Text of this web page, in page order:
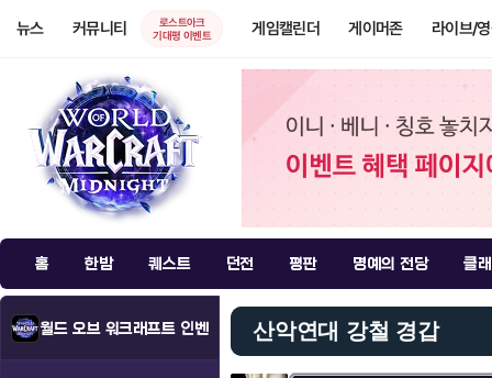
뉴스 커뮤니티
로스트아크
기대평 이벤트
게임캘린더 게이머존 라이브/
홈 한밤 퀘스트 던전 평판 명예의 전당 클
월드 오브 워크래프트 인벤 산악연대 강철 경갑